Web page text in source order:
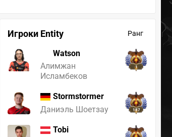
Игроки Entity Ранг
Watson
Алимжан
Исламбеков
1
Stormstormer
Даниэль Шоетзау
187
Tobi